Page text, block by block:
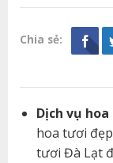
Chia sẻ:
Dịch vụ
hoa tươi
tươi Đà Lạt